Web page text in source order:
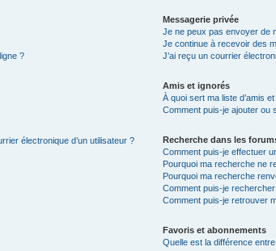
?
électronique d’un utilisateur ?
Messagerie privée
Je ne peux pas envoyer de
Je continue à recevoir des
J’ai reçu un courrier
Amis et ignorés
À quoi sert ma liste d’amis et
Comment puis-je ajouter ou
Recherche dans les
Comment puis-je effectuer
Pourquoi ma recherche ne
Pourquoi ma recherche
Comment puis-je
Comment puis-je retrouver
Favoris et abonnements
Quelle est la différence